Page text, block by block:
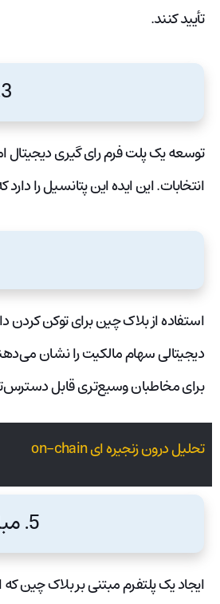
تأیید کنند.
3. سیستم رای گیری دیجیتال:
توسعه یک پلت فرم رای گیری دیجیتال
انتخابات. این ایده این پتانسیل را
استفاده از بلاک چین برای توکن کردن
دیجیتالی سهام مالکیت را نشان
برای مخاطبان وسیع‌تری قابل
تحلیل درون زنجیره ای on-chain
5. مبادله داده های بهداشت و درمان:
ایجاد یک پلتفرم مبتنی بر بلاک چین